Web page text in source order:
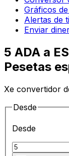
Gráficos
Alertas de
Enviar
5 ADA a
Pesetas
Xe convertidor
Desde
Desde